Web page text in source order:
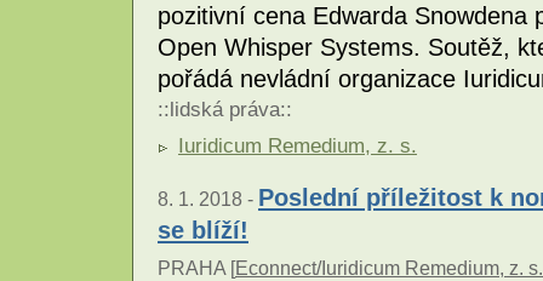
pozitivní cena Edwarda Snowdena
Open Whisper Systems. Soutěž,
pořádá nevládní organizace
:: lidská práva::
Iuridicum Remedium, z. s.
8. 1. 2018 - Poslední příležitost k
se blíží!
PRAHA [Econnect/Iuridicum Remedium, z. s.